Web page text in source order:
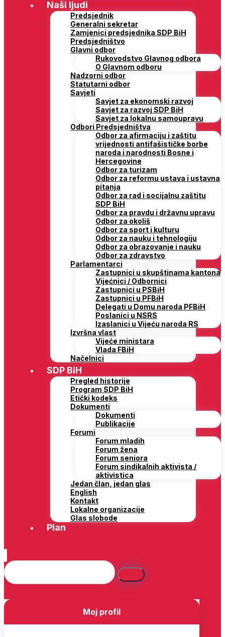
Naši ljudi
Predsjednik
Generalni sekretar
Zamjenici predsjednika SDP BiH
Predsjedništvo
Glavni odbor
Rukovodstvo Glavnog odbora
O Glavnom odboru
Nadzorni odbor
Statutarni odbor
Savjeti
Savjet za ekonomski razvoj
Savjet za razvoj SDP BiH
Savjet za lokalnu samoupravu
Odbori Predsjedništva
Odbor za afirmaciju i zaštitu
vrijednosti antifašističke borbe
naroda i narodnosti Bosne i
Hercegovine
Odbor za turizam
Odbor za reformu ustava i ustavna
pitanja
Odbor za rad i socijalnu zaštitu
SDP BiH
Odbor za pravdu i državnu upravu
Odbor za okoliš
Odbor za sport i kulturu
Odbor za nauku i tehnologiju
Odbor za obrazovanje i nauku
Odbor za zdravstvo
Parlamentarci
Zastupnici u skupštinama kantona
Vijećnici / Odbornici
Zastupnici u PSBiH
Zastupnici u PFBiH
Delegati u Domu naroda PFBiH
Poslanici u NSRS
Izaslanici u Vijeću naroda RS
Izvršna vlast
Vijeće ministara
Vlada FBiH
Načelnici
SDP BiH
Pregled historije
Program SDP BiH
Etički kodeks
Dokumenti
Dokumenti
Publikacije
Forumi
Forum mladih
Forum žena
Forum seniora
Forum sindikalnih aktivista /
aktivistica
Jedan član, jedan glas
English
Kontakt
Lokalne organizacije
Glas slobode
Plan
Moj profil